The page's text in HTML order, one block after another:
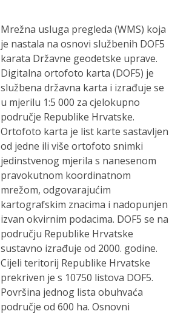
Mrežna usluga pregleda (WMS) koja
je nastala na osnovi službenih DOF5
karata Državne geodetske uprave.
Digitalna ortofoto karta (DOF5) je
službena državna karta i izrađuje se
u mjerilu 1:5 000 za cjelokupno
područje Republike Hrvatske.
Ortofoto karta je list karte sastavljen
od jedne ili više ortofoto snimki
jedinstvenog mjerila s nanesenom
pravokutnom koordinatnom
mrežom, odgovarajućim
kartografskim znacima i nadopunjen
izvan okvirnim podacima. DOF5 se na
području Republike Hrvatske
sustavno izrađuje od 2000. godine.
Cijeli teritorij Republike Hrvatske
prekriven je s 10750 listova DOF5.
Površina jednog lista obuhvaća
područje od 600 ha. Osnovni